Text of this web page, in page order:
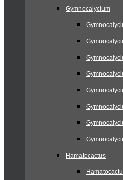
Gymnocalycium
Hamatocactus